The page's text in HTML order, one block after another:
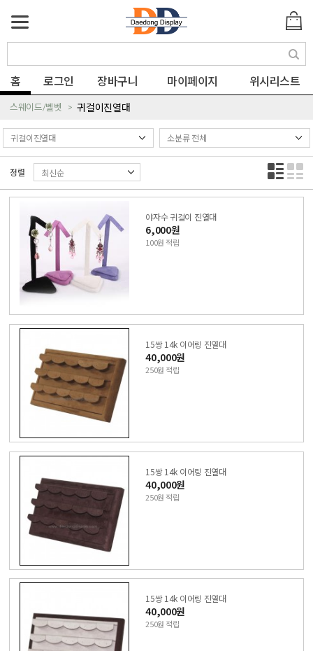
색
홈 로그인 장바구니 마이페이지 위시리스트
스웨이드/벨벳 귀걸이진열대
정렬
야자수 귀걸이 진열대
6,000원
100원 적립
15쌍 14k 이어링 진열대
40,000원
250원 적립
15쌍 14k 이어링 진열대
40,000원
250원 적립
15쌍 14k 이어링 진열대
40,000원
250원 적립